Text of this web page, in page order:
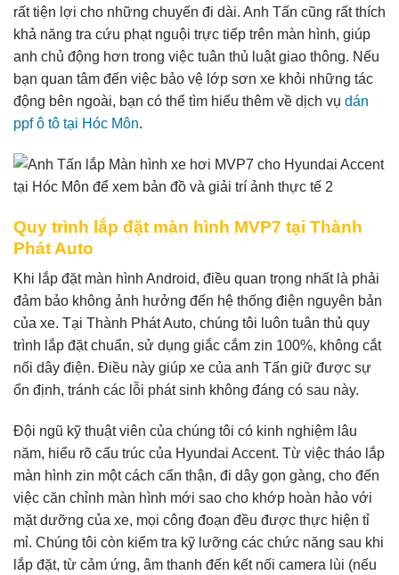
rất tiện lợi cho những chuyến đi dài. Anh Tấn cũng rất thích
khả năng tra cứu phạt nguội trực tiếp trên màn hình, giúp
anh chủ động hơn trong việc tuân thủ luật giao thông. Nếu
bạn quan tâm đến việc bảo vệ lớp sơn xe khỏi những tác
động bên ngoài, bạn có thể tìm hiểu thêm về dịch vụ dán
ppf ô tô tại Hóc Môn.
Quy trình lắp đặt màn hình MVP7 tại Thành
Phát Auto
Khi lắp đặt màn hình Android, điều quan trọng nhất là phải
đảm bảo không ảnh hưởng đến hệ thống điện nguyên bản
của xe. Tại Thành Phát Auto, chúng tôi luôn tuân thủ quy
trình lắp đặt chuẩn, sử dụng giắc cắm zin 100%, không cắt
nối dây điện. Điều này giúp xe của anh Tấn giữ được sự
ổn định, tránh các lỗi phát sinh không đáng có sau này.
Đội ngũ kỹ thuật viên của chúng tôi có kinh nghiệm lâu
năm, hiểu rõ cấu trúc của Hyundai Accent. Từ việc tháo lắp
màn hình zin một cách cẩn thận, đi dây gọn gàng, cho đến
việc căn chỉnh màn hình mới sao cho khớp hoàn hảo với
mặt dưỡng của xe, mọi công đoạn đều được thực hiện tỉ
mỉ. Chúng tôi còn kiểm tra kỹ lưỡng các chức năng sau khi
lắp đặt, từ cảm ứng, âm thanh đến kết nối camera lùi (nếu